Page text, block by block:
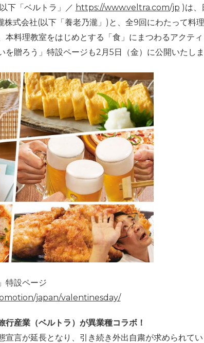
下「ベルトラ」／ https://www.veltra.com/jp )は、
式会社(以下「養老乃瀧」)と、全9回にわたって料
本料理教室をはじめとする「食」にまつわるアクテ
贈ろう」特設ページも2月5日（金）に公開いたしま
特設ページ
japan/valentinesday/
産業（ベルトラ）が異業種コラボ！
宣言が延長となり、引き続き外出自粛が求められて